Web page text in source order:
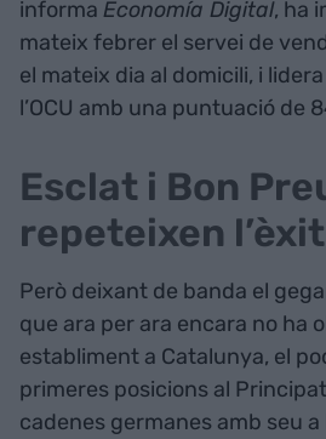
informa Economía Digital, ha
mateix febrer el servei de
el mateix dia al domicili, i
l’OCU amb una puntuació de
Esclat i Bon
repeteixen l’èxit
Però deixant de banda el
que ara per ara encara no ha
establiment a Catalunya, el
primeres posicions al
cadenes germanes amb seu a